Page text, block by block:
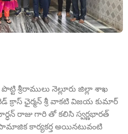
శ్రీరాములు నెల్లూరు జిల్లా శాఖ
క్రాస్ ఛైర్మన్ శ్రీ వాకటి విజయ కుమార్
రాజు గారి తో కలిసి స్వర్ణభారత్
సామాజిక కార్యకర్త అయినటువంటి